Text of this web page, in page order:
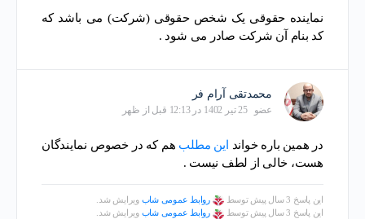
نماینده حقوقی یک شخص حقوقی (شرکت) می باشد که
کد بنام آن شرکت صادر می شود .
محمدتقی آرام فر
عضو 25 تیر 1402 در 12:13 قبل از ظهر
در همین باره خواند این مطلب هم که در خصوص نمایندگان
هست، خالی از لطف نیست .
این پاسخ 3 سال پیش توسط روابط عمومی شاب ویرایش شد.
این پاسخ 3 سال پیش توسط
روابط عمومی شاب ویرایش شد.